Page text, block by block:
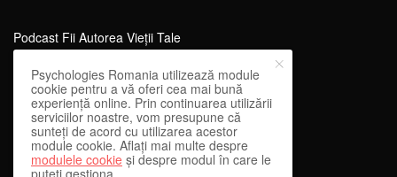
Podcast Fii Autorea Vieții Tale
Evenimente Fii Autoarea Vieții Tale!
SportEdu
Antrenament Mental pentru Sportivi
Learning Network
Psychologies Romania utilizează module
cookie pentru a vă oferi cea mai bună
experiență online. Prin continuarea utilizării
serviciilor noastre, vom presupune că
sunteți de acord cu utilizarea acestor
module cookie. Aflați mai multe despre
modulele cookie și despre modul în care le
puteți gestiona.